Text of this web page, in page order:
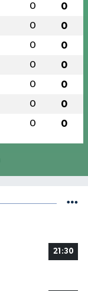
0 0
0 0
0 0
0 0
0 0
0 0
0 0
21:30